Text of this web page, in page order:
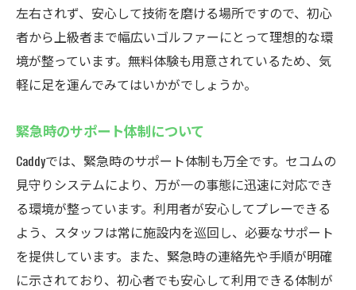
左右されず、安心して技術を磨ける場所ですので、初心
者から上級者まで幅広いゴルファーにとって理想的な環
境が整っています。無料体験も用意されているため、気
軽に足を運んでみてはいかがでしょうか。
緊急時のサポート体制について
Caddyでは、緊急時のサポート体制も万全です。セコムの
見守りシステムにより、万が一の事態に迅速に対応でき
る環境が整っています。利用者が安心してプレーできる
よう、スタッフは常に施設内を巡回し、必要なサポート
を提供しています。また、緊急時の連絡先や手順が明確
に示されており、初心者でも安心して利用できる体制が